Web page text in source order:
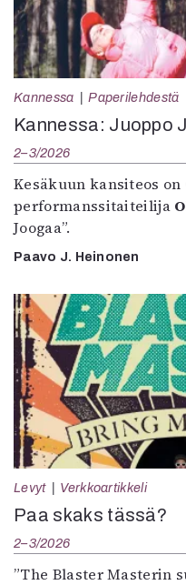
Kannessa Paperilehdestä
Kannessa: Juoppo
2–3/2026
Kesäkuun kansiteos on
performanssitaiteilija
Joogaa”.
Paavo J. Heinonen
Levyt Verkkoartikkeli
Paa skaks tässä?
2–3/2026
”The Blaster Masterin